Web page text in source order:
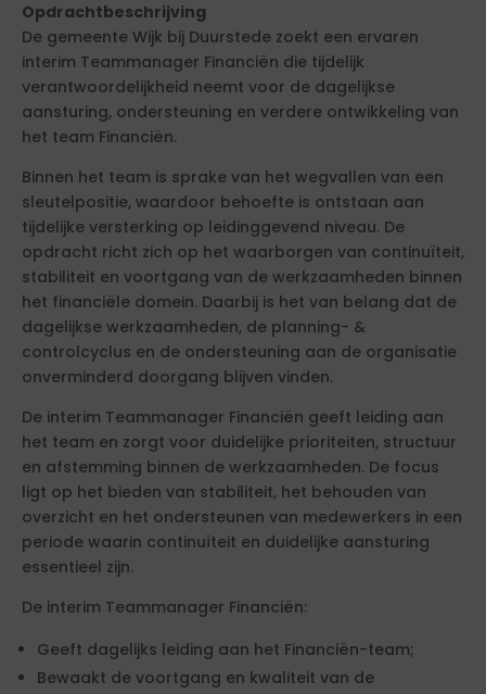
Opdrachtbeschrijving
De gemeente Wijk bij Duurstede zoekt een ervaren
interim Teammanager Financiën die tijdelijk
verantwoordelijkheid neemt voor de dagelijkse
aansturing, ondersteuning en verdere ontwikkeling van
het team Financiën.
Binnen het team is sprake van het wegvallen van een
sleutelpositie, waardoor behoefte is ontstaan aan
tijdelijke versterking op leidinggevend niveau. De
opdracht richt zich op het waarborgen van continuïteit,
stabiliteit en voortgang van de werkzaamheden binnen
het financiële domein. Daarbij is het van belang dat de
dagelijkse werkzaamheden, de planning- &
controlcyclus en de ondersteuning aan de organisatie
onverminderd doorgang blijven vinden.
De interim Teammanager Financiën geeft leiding aan
het team en zorgt voor duidelijke prioriteiten, structuur
en afstemming binnen de werkzaamheden. De focus
ligt op het bieden van stabiliteit, het behouden van
overzicht en het ondersteunen van medewerkers in een
periode waarin continuïteit en duidelijke aansturing
essentieel zijn.
De interim Teammanager Financiën:
Geeft dagelijks leiding aan het Financiën-team;
Bewaakt de voortgang en kwaliteit van de